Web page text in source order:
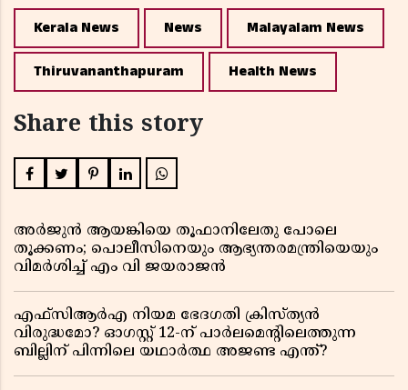
Kerala News News Malayalam News
Thiruvananthapuram Health News
Share this story
അർജുൻ ആയങ്കിയെ തൂഫാനിലേതു പോലെ
തൂക്കണം; പൊലീസിനെയും ആഭ്യന്തരമന്ത്രിയെയും
വിമർശിച്ച് എം വി ജയരാജൻ
എഫ്സിആർഎ നിയമ ഭേദഗതി ക്രിസ്ത്യൻ
വിരുദ്ധമോ? ഓഗസ്റ്റ് 12-ന് പാർലമെന്റിലെത്തുന്ന
ബില്ലിന് പിന്നിലെ യഥാർത്ഥ അജണ്ട എന്ത്?